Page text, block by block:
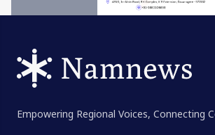
Empowering Regional Voices, Connecting